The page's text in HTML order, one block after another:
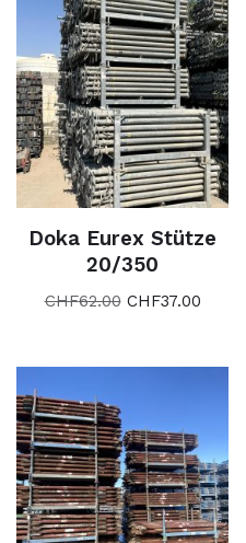
Doka Eurex Stütze
20/350
CHF62.00 CHF37.00